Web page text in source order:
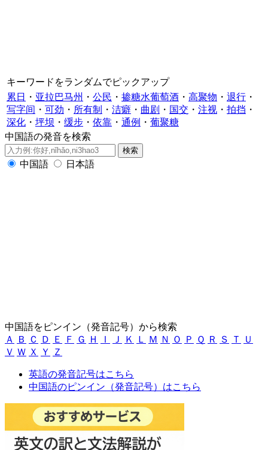
キーワードをランダムでピックアップ
累日
・ 亚拉巴马州 ・ 公民 ・ 掺糖水葡萄酒 ・ 高聚物 ・ 退行 ・
写字间 ・ 可劲 ・ 所有制 ・ 洁癖 ・ 曲剧 ・ 国交 ・ 注视 ・ 拍挡 ・
深化 ・ 坪坝 ・ 缓步 ・ 依靠 ・ 通例 ・ 葡聚糖
中国語の発音を検索
中国語 日本語
中国語をピンイン（発音記号）から検索
Ａ
Ｂ Ｃ Ｄ Ｅ Ｆ Ｇ Ｈ Ｉ Ｊ Ｋ Ｌ Ｍ Ｎ Ｏ Ｐ Ｑ Ｒ Ｓ Ｔ
Ｕ
Ｖ Ｗ Ｘ Ｙ Ｚ
英語の発音記号はこちら
中国語のピンイン（発音記号）はこちら